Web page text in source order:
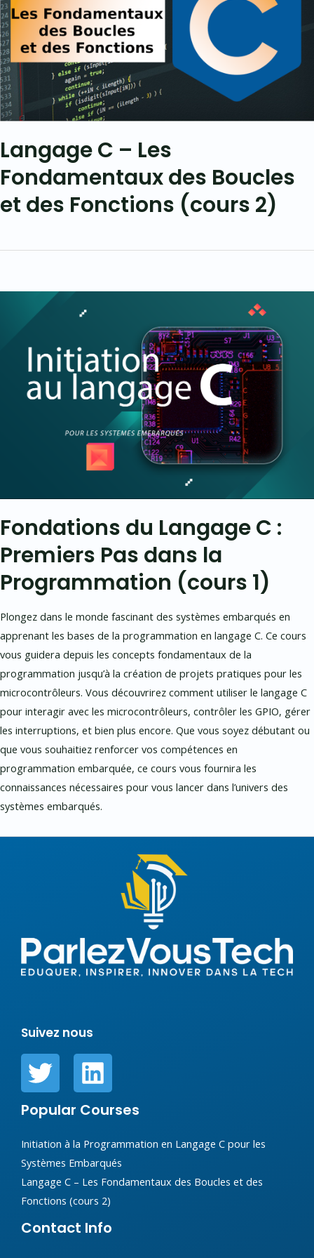
Langage C – Les
Fondamentaux des Boucles
et des Fonctions (cours 2)
Fondations du Langage C :
Premiers Pas dans la
Programmation (cours 1)
Plongez dans le monde fascinant des systèmes embarqués en
apprenant les bases de la programmation en langage C. Ce cours
vous guidera depuis les concepts fondamentaux de la
programmation jusqu’à la création de projets pratiques pour les
microcontrôleurs. Vous découvrirez comment utiliser le langage C
pour interagir avec les microcontrôleurs, contrôler les GPIO, gérer
les interruptions, et bien plus encore. Que vous soyez débutant ou
que vous souhaitiez renforcer vos compétences en
programmation embarquée, ce cours vous fournira les
connaissances nécessaires pour vous lancer dans l’univers des
systèmes embarqués.
Suivez nous
Popular Courses
Initiation à la Programmation en Langage C pour les
Systèmes Embarqués
Langage C – Les Fondamentaux des Boucles et des
Fonctions (cours 2)
Contact Info